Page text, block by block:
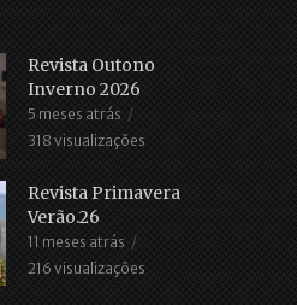
Revista Outono
Inverno 2026
5 meses atrás
318 visualizações
Revista Primavera
Verão.26
11 meses atrás
216 visualizações